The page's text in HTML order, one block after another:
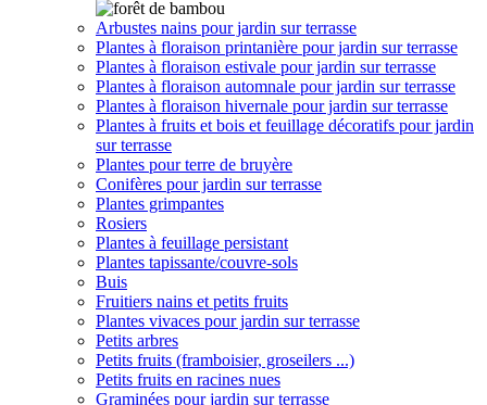
Arbustes nains pour jardin sur terrasse
Plantes à floraison printanière pour jardin sur terrasse
Plantes à floraison estivale pour jardin sur terrasse
Plantes à floraison automnale pour jardin sur terrasse
Plantes à floraison hivernale pour jardin sur terrasse
Plantes à fruits et bois et feuillage décoratifs pour jardin
sur terrasse
Plantes pour terre de bruyère
Conifères pour jardin sur terrasse
Plantes grimpantes
Rosiers
Plantes à feuillage persistant
Plantes tapissante/couvre-sols
Buis
Fruitiers nains et petits fruits
Plantes vivaces pour jardin sur terrasse
Petits arbres
Petits fruits (framboisier, groseilers ...)
Petits fruits en racines nues
Graminées pour jardin sur terrasse